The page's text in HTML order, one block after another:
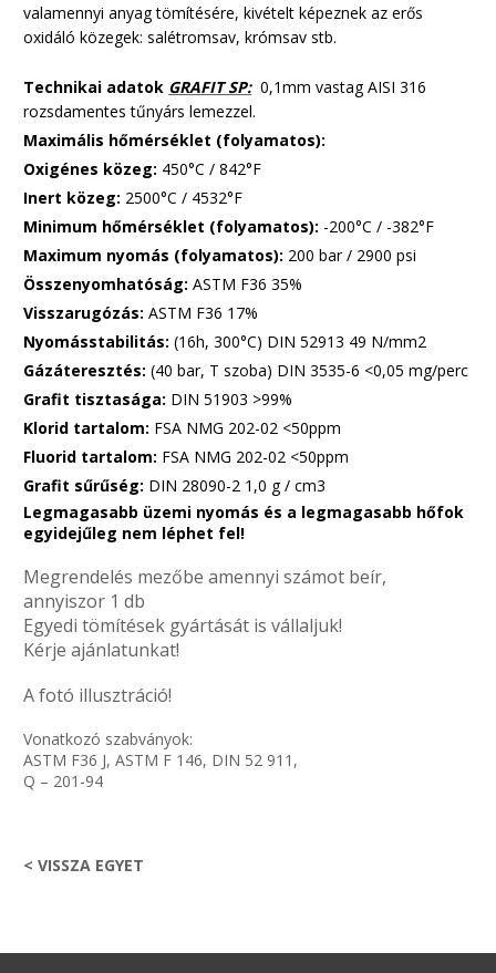
valamennyi anyag tömítésére, kivételt képeznek az erős
oxidáló közegek: salétromsav, krómsav stb.
Technikai adatok GRAFIT SP: 0,1mm vastag AISI 316
rozsdamentes tűnyárs lemezzel.
Maximális hőmérséklet (folyamatos):
Oxigénes közeg: 450°C / 842°F
Inert közeg: 2500°C / 4532°F
Minimum hőmérséklet (folyamatos): -200°C / -382°F
Maximum nyomás (folyamatos): 200 bar / 2900 psi
Összenyomhatóság:ASTM F36 35%
Visszarugózás:ASTM F36 17%
Nyomásstabilitás:(16h, 300°C) DIN 52913 49 N/mm2
Gázáteresztés:(40 bar, T szoba) DIN 3535-6 <0,05 mg/perc
Grafit tisztasága: DIN 51903 >99%
Klorid tartalom: FSA NMG 202-02 <50ppm
Fluorid tartalom: FSA NMG 202-02 <50ppm
Grafit sűrűség: DIN 28090-2 1,0 g / cm3
Legmagasabb üzemi nyomás és a legmagasabb hőfok
egyidejűleg nem léphet fel!
Megrendelés mezőbe amennyi számot beír,
annyiszor 1 db
Egyedi tömítések gyártását is vállaljuk!
Kérje ajánlatunkat!
A fotó illusztráció!
Vonatkozó szabványok:
ASTM F36 J, ASTM F 146, DIN 52 911,
Q – 201-94
< VISSZA EGYET